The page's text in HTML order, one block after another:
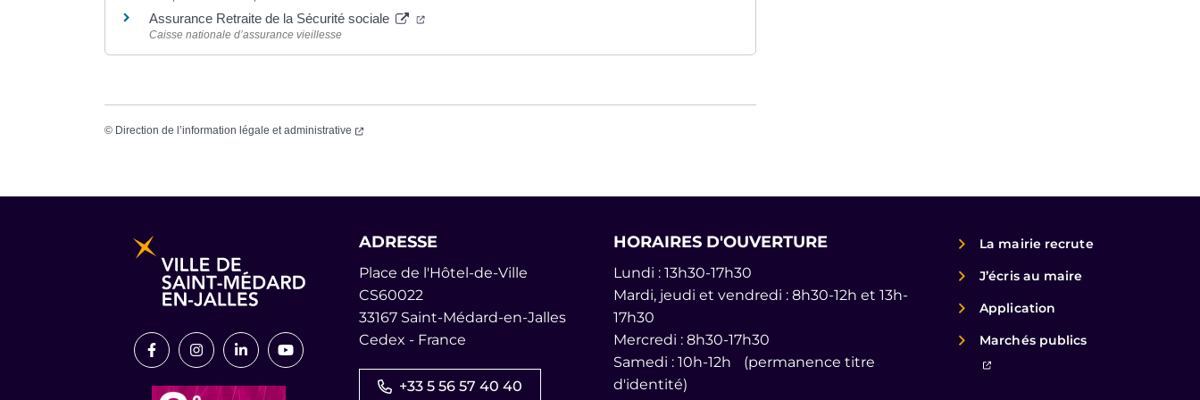
Assurance Retraite de la Sécurité sociale (ouverture dans un nouvel onglet)
Caisse nationale d’assurance vieillesse
© Direction de l’information légale et administrative (ouverture dans un nouvel onglet)
Lien vers le compte Facebook
Lien vers le compte Instagram
Lien vers le compte Linkedin
Lien vers la chaîne Youtube
ADRESSE
Place de l'Hôtel-de-Ville
CS60022
33167 Saint-Médard-en-Jalles
Cedex - France
+33 5 56 57 40 40
HORAIRES D'OUVERTURE
Lundi : 13h30-17h30
Mardi, jeudi et vendredi : 8h30-12h et 13h-
17h30
Mercredi : 8h30-17h30
Samedi : 10h-12h (permanence titre
d'identité)
La mairie recrute
J’écris au maire
Application
Marchés publics
(ouverture dans un nouvel